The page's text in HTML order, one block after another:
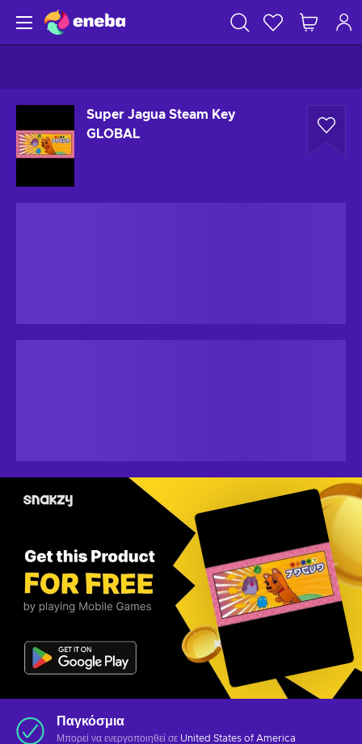
Super Jagua Steam Key
GLOBAL
Παγκόσμια
Μπορεί να ενεργοποιηθεί σε United States of America